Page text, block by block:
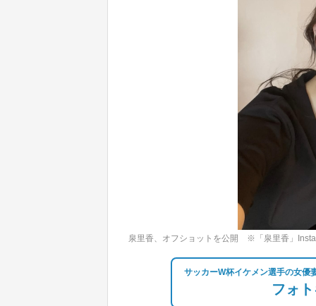
泉里香、オフショットを公開 ※「泉里香」
サッカーW杯イケメン選手の女
フォ